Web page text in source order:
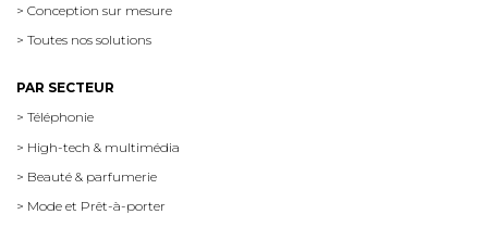
> Conception sur mesure
> Toutes nos solutions
PAR SECTEUR
> Téléphonie
> High-tech & multimédia
> Beauté & parfumerie
> Mode et Prêt-à-porter